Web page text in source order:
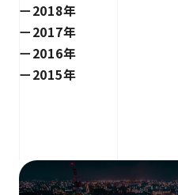
2018年
2017年
2016年
2015年